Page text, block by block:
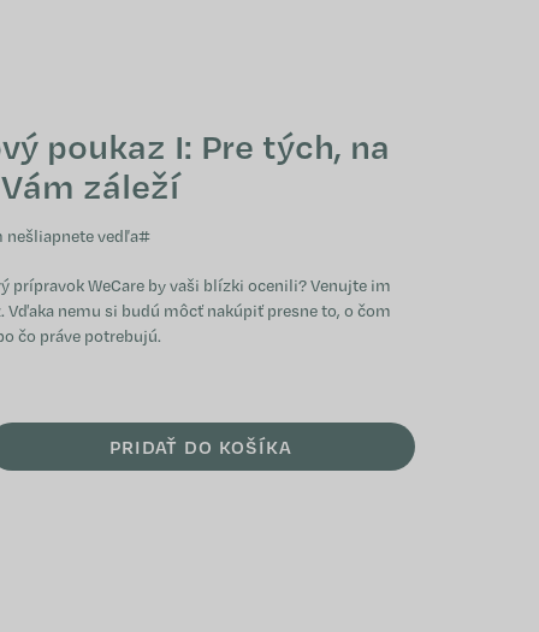
poukaz I: Pre tých, na
záleží
nešliapnete vedľa#
prípravok WeCare by vaši blízki ocenili? Venujte im
Vďaka nemu si budú môcť nakúpiť presne to, o čom
čo práve potrebujú.
PRIDAŤ DO KOŠÍKA